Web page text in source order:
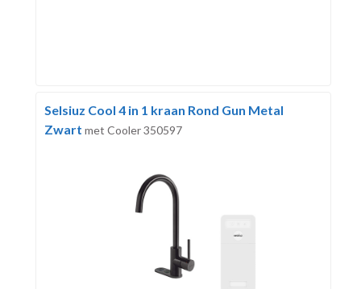
Selsiuz Cool 4 in 1 kraan Rond Gun Metal
Zwart met Cooler 350597